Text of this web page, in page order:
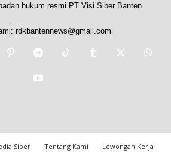
hukum resmi PT Visi Siber Banten
rdkbantennews@gmail.com
Siber Tentang Kami
Lowongan Kerja